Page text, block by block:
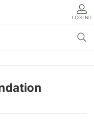
LOG IND